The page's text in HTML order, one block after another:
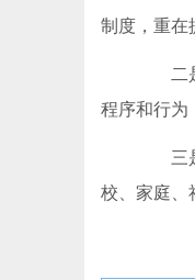
制度，重在
二是
程序和行为
三是
校、家庭、